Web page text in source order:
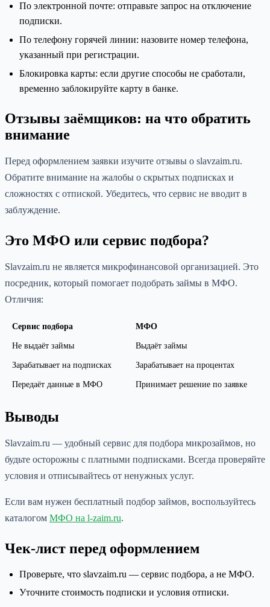
По электронной почте: отправьте запрос на отключение
подписки.
По телефону горячей линии: назовите номер телефона,
указанный при регистрации.
Блокировка карты: если другие способы не сработали,
временно заблокируйте карту в банке.
Отзывы заёмщиков: на что обратить
внимание
Перед оформлением заявки изучите отзывы о slavzaim.ru.
Обратите внимание на жалобы о скрытых подписках и
сложностях с отпиской. Убедитесь, что сервис не вводит в
заблуждение.
Это МФО или сервис подбора?
Slavzaim.ru не является микрофинансовой организацией. Это
посредник, который помогает подобрать займы в МФО.
Отличия:
Сервис подбора МФО
Не выдаёт займы Выдаёт займы
Зарабатывает на подписках Зарабатывает на процентах
Передаёт данные в МФО Принимает решение по заявке
Выводы
Slavzaim.ru — удобный сервис для подбора микрозаймов, но
будьте осторожны с платными подписками. Всегда проверяйте
условия и отписывайтесь от ненужных услуг.
Если вам нужен бесплатный подбор займов, воспользуйтесь
каталогом МФО на l-zaim.ru.
Чек-лист перед оформлением
Проверьте, что slavzaim.ru — сервис подбора, а не МФО.
Уточните стоимость подписки и условия отписки.